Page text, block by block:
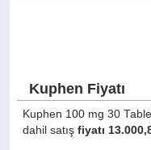
Kuphen Fiyatı
Kuphen 100 mg 30
dahil satışfiyatı